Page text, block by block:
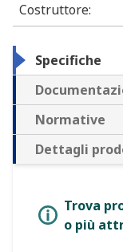
Costruttore:
Specifiche
Normative
Dettagli
Trova
o più